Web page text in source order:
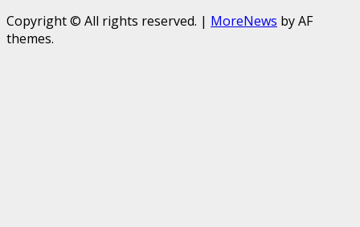
Copyright © All rights reserved. | MoreNews by AF
themes.